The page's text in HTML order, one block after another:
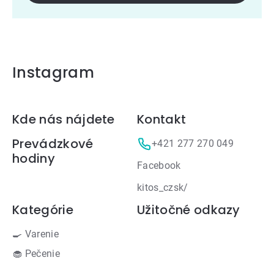
Instagram
Zápätie
Kde nás nájdete
Prevádzkové
hodiny
Kontakt
+421 277 270 049
Facebook
kitos_czsk/
Kategórie
🍳 Varenie
🧁 Pečenie
Užitočné odkazy